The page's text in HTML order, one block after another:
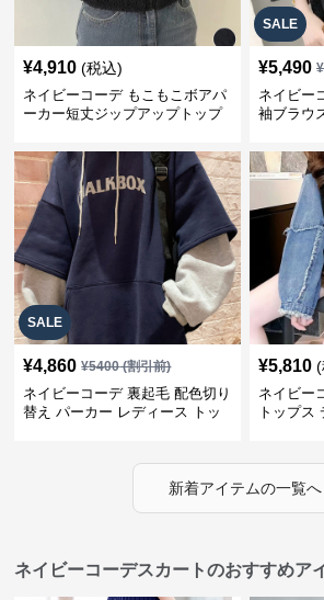
¥4,910 (税込)
ネイビーコーデ もこもこボアパ
ーカー短丈ジップアップトップ
SALE
¥5,490 ¥
ネイビー
袖ブラウ
SALE
¥4,860 ¥5400(割引前)
ネイビーコーデ 裏起毛 配色切り
替え パーカー レディース トッ
¥5,810 (
ネイビー
トップス
新着アイテムの一覧へ
ネイビーコーデスカートのおすすめア